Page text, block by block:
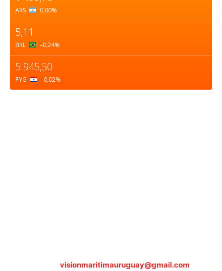
ARS 0,00%
5,11
BRL –0,24%
5.945,50
PYG –0,02%
visionmaritimauruguay@gmail.com